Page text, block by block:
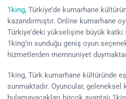
1king, Türkiye’de kumarhane
kazandırmıştır. Online kumarhane
Türkiye’deki yükselişine büyük katkı
1king’in sunduğu geniş oyun
hizmetlerden memnuniyet
1king, Türk kumarhane kültüründe
sunmaktadır. Oyuncular, geleneksel